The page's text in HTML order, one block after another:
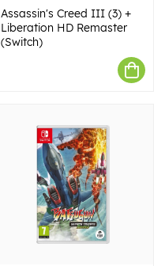
Assassin's Creed III (3) +
Liberation HD Remaster
(Switch)